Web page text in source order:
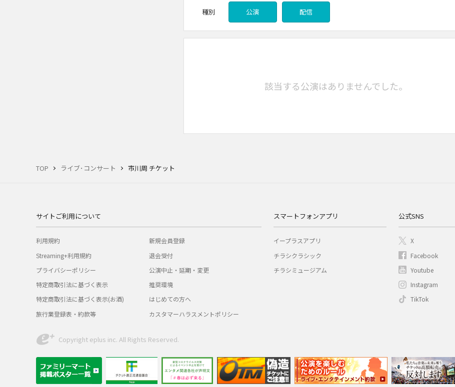
TOP ライブ･コンサート 市川周 チケット
種別 公演 配信
該当する公演はありませんでした。
サイトご利用について
利用規約
Streaming+利用規約
プライバシーポリシー
特定商取引法に基づく表示
特定商取引法に基づく表示(お酒)
旅行業登録表・約款等
新規会員登録
退会受付
公演中止・延期・変更
推奨環境
はじめての方へ
カスタマーハラスメントポリシー
スマートフォンアプリ
イープラスアプリ
チラシクラシック
チラシミュージアム
公式SNS
X
Facebook
Youtube
Instagram
TikTok
Copyright eplus inc. All Rights Reserved.